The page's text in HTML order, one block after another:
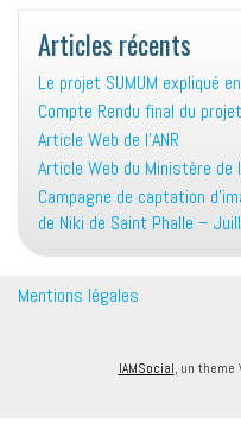
Articles récents
Le projet SUMUM expliqué
Compte Rendu final du
Article Web de l’ANR
Article Web du Ministère de
Campagne de captation
de Niki de Saint Phalle –
Mentions légales
IAMSocial, un theme